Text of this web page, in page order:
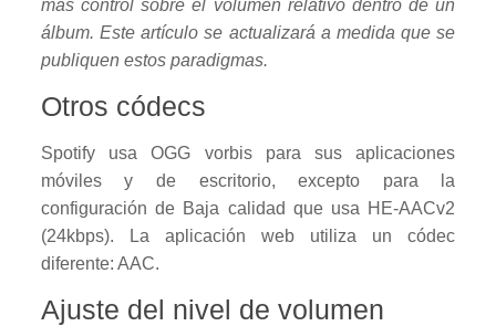
más control sobre el volumen relativo dentro de un
álbum. Este artículo se actualizará a medida que se
publiquen estos paradigmas.
Otros códecs
Spotify usa OGG vorbis para sus aplicaciones
móviles y de escritorio, excepto para la
configuración de Baja calidad que usa HE-AACv2
(24kbps). La aplicación web utiliza un códec
diferente: AAC.
Ajuste del nivel de volumen